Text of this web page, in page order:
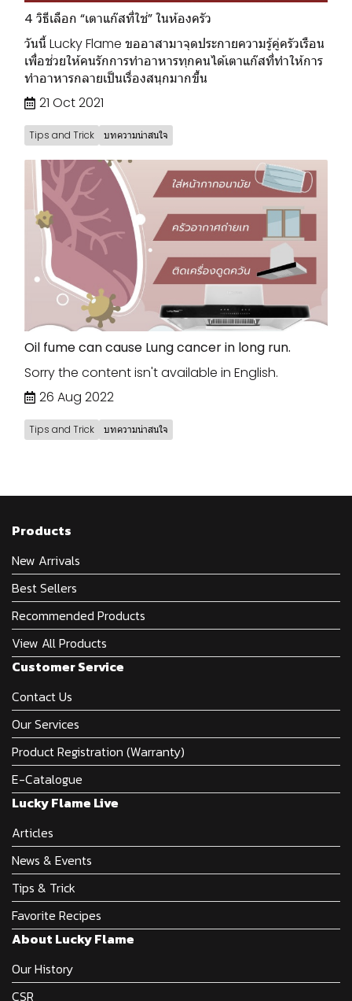
4 วิธีเลือก “เตาแก๊สที่ใช่” ในห้องครัว
วันนี้ Lucky Flame ขออาสามาจุดประกายความรู้คู่ครัวเรือน
เพื่อช่วยให้คนรักการทำอาหารทุกคนได้เตาแก๊สที่ทำให้การ
ทำอาหารกลายเป็นเรื่องสนุกมากขึ้น
21 Oct 2021
Tips and Trick บทความน่าสนใจ
Oil fume can cause Lung cancer in long run.
Sorry the content isn't available in English.
26 Aug 2022
Tips and Trick บทความน่าสนใจ
Products
New Arrivals
Best Sellers
Recommended Products
View All Products
Customer Service
Contact Us
Our Services
Product Registration (Warranty)
E-Catalogue
Lucky Flame Live
Articles
News & Events
Tips & Trick
Favorite Recipes
About Lucky Flame
Our History
CSR